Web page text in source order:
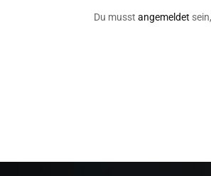
Du musst angemeldet